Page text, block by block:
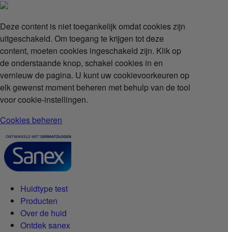
Deze content is niet toegankelijk omdat cookies zijn
uitgeschakeld. Om toegang te krijgen tot deze
content, moeten cookies ingeschakeld zijn. Klik op
de onderstaande knop, schakel cookies in en
vernieuw de pagina. U kunt uw cookievoorkeuren op
elk gewenst moment beheren met behulp van de tool
voor cookie-instellingen.
Cookies beheren
Huidtype test
Producten
Over de huid
Ontdek sanex